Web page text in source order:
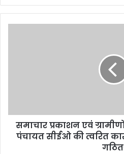
समाचार प्रकाशन एवं
पंचायत सीईओ की त्वरित